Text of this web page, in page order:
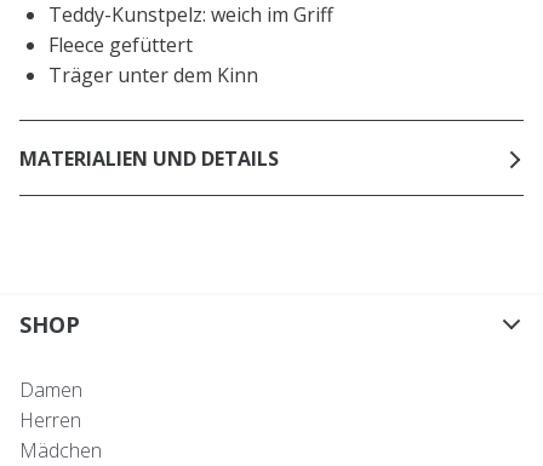
Teddy-Kunstpelz: weich im Griff
Fleece gefüttert
Träger unter dem Kinn
MATERIALIEN UND DETAILS
SHOP
Damen
Herren
Mädchen